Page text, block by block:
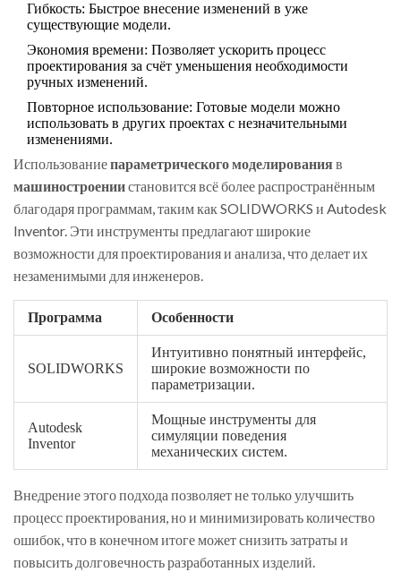
Гибкость: Быстрое внесение изменений в уже
существующие модели.
Экономия времени: Позволяет ускорить процесс
проектирования за счёт уменьшения необходимости
ручных изменений.
Повторное использование: Готовые модели можно
использовать в других проектах с незначительными
изменениями.
Использованиепараметрического моделирования в
машиностроениистановится всё более распространённым
благодаря программам, таким как SOLIDWORKS и Autodesk
Inventor. Эти инструменты предлагают широкие
возможности для проектирования и анализа, что делает их
незаменимыми для инженеров.
Программа Особенности
SOLIDWORKS
Интуитивно понятный интерфейс,
широкие возможности по
параметризации.
Autodesk
Inventor
Мощные инструменты для
симуляции поведения
механических систем.
Внедрение этого подхода позволяет не только улучшить
процесс проектирования, но и минимизировать количество
ошибок, что в конечном итоге может снизить затраты и
повысить долговечность разработанных изделий.